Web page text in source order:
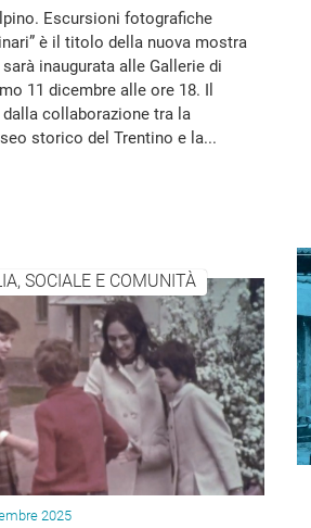
Escursioni fotografiche
è il titolo della nuova mostra
inaugurata alle Gallerie di
11 dicembre alle ore 18. Il
collaborazione tra la
storico del Trentino e la...
SOCIALE E COMUNITÀ
2025